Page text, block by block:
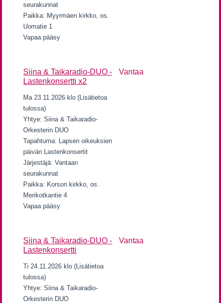
seurakunnat
Paikka: Myyrmäen kirkko, os.
Uomatie 1
Vapaa pääsy
Siina & Taikaradio-DUO -
Lastenkonsertti x2
Ma 23.11.2026 klo (Lisätietoa
tulossa)
Yhtye: Siina & Taikaradio-
Orkesterin DUO
Tapahtuma: Lapsen oikeuksien
päivän Lastenkonsertit
Järjestäjä: Vantaan
seurakunnat
Paikka: Korson kirkko, os.
Merikotkantie 4
Vapaa pääsy
Vantaa
Siina & Taikaradio-DUO -
Lastenkonsertti
Ti 24.11.2026 klo (Lisätietoa
tulossa)
Yhtye: Siina & Taikaradio-
Orkesterin DUO
Vantaa